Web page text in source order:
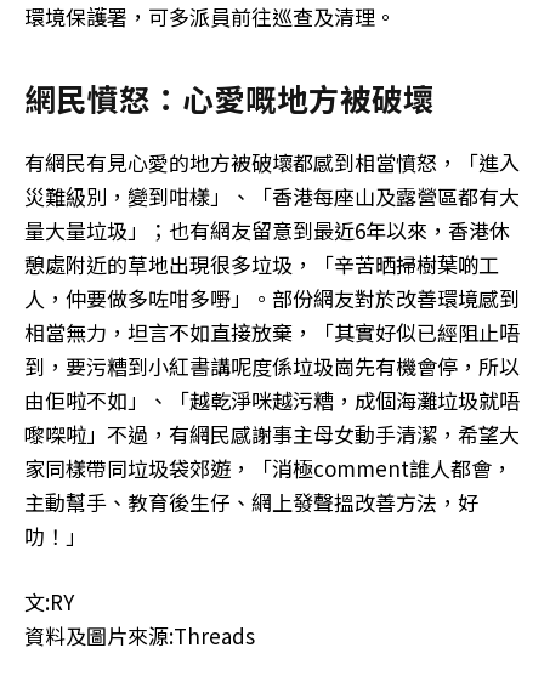
環境保護署，可多派員前往巡查及清理。
網民憤怒：心愛嘅地方被破壞
有網民有見心愛的地方被破壞都感到相當憤怒，「進入
災難級別，變到咁樣」、「香港每座山及露營區都有大
量大量垃圾」；也有網友留意到最近6年以來，香港休
憩處附近的草地出現很多垃圾，「辛苦晒掃樹葉啲工
人，仲要做多咗咁多嘢」。部份網友對於改善環境感到
相當無力，坦言不如直接放棄，「其實好似已經阻止唔
到，要污糟到小紅書講呢度係垃圾崗先有機會停，所以
由佢啦不如」、「越乾淨咪越污糟，成個海灘垃圾就唔
嚟㗎啦」不過，有網民感謝事主母女動手清潔，希望大
家同樣帶同垃圾袋郊遊，「消極comment誰人都會，
主動幫手、教育後生仔、網上發聲搵改善方法，好
叻！」
文:RY
資料及圖片來源:Threads